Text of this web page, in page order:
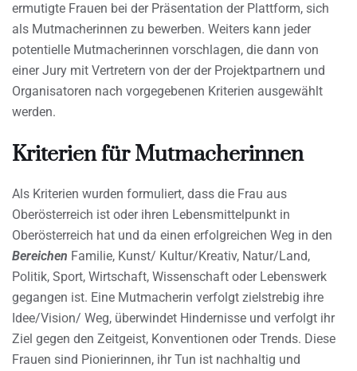
ermutigte Frauen bei der Präsentation der Plattform, sich
als Mutmacherinnen zu bewerben. Weiters kann jeder
potentielle Mutmacherinnen vorschlagen, die dann von
einer Jury mit Vertretern von der der Projektpartnern und
Organisatoren nach vorgegebenen Kriterien ausgewählt
werden.
Kriterien für Mutmacherinnen
Als Kriterien wurden formuliert, dass die Frau aus
Oberösterreich ist oder ihren Lebensmittelpunkt in
Oberösterreich hat und da einen erfolgreichen Weg in den
Bereichen Familie, Kunst/ Kultur/Kreativ, Natur/Land,
Politik, Sport, Wirtschaft, Wissenschaft oder Lebenswerk
gegangen ist. Eine Mutmacherin verfolgt zielstrebig ihre
Idee/Vision/ Weg, überwindet Hindernisse und verfolgt ihr
Ziel gegen den Zeitgeist, Konventionen oder Trends. Diese
Frauen sind Pionierinnen, ihr Tun ist nachhaltig und